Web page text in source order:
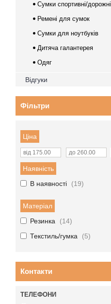
Сумки спортивні/дорожні
Ремені для сумок
Сумки для ноутбуків
Дитяча галантерея
Одяг
Відгуки
Фільтри
Ціна
Наявність
В наявності
19
Матеріал
Резинка
14
Текстиль/гумка
5
Контакти